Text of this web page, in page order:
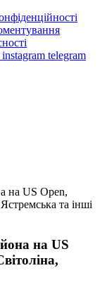
instagram telegram
на US Open,
та інші
на US